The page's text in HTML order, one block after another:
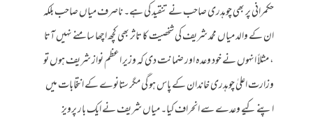
حکمرانی پر بھی چوہدری صاحب نے تنقید کی ہے۔ ناصرف میاں صاحب بلکہ
ان کے والد میاں محمد شریف کی شخصیت کا تاثر بھی کچھ اچھا سامنے نہیں آتا
، مثلاً انہوں نے خود وعدہ اور ضمانت دی کہ وزیر اعظم نواز شریف ہوں تو
وزارت اعلیٰ چوہدری خاندان کے پاس ہو گی مگر ستانوے کے انتخابات میں
اپنے کیے وعدے سے انحراف کیا۔ میاں شریف نے ایک بار پرویز